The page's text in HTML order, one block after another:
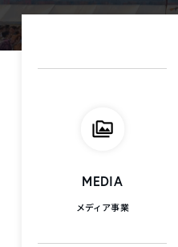
MEDIA
メディア事業